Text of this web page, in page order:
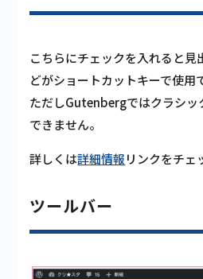
こちらにチェックを入れると見
どがショートカットキーで使用
ただしGutenbergではクラシッ
できません。
詳しくは詳細情報リンクをチェ
ツールバー